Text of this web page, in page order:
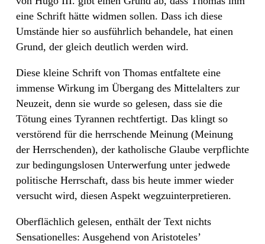
eine Schrift hätte widmen sollen. Dass ich diese
Umstände hier so ausführlich behandele, hat einen
Grund, der gleich deutlich werden wird.
Diese kleine Schrift von Thomas entfaltete eine
immense Wirkung im Übergang des Mittelalters zur
Neuzeit, denn sie wurde so gelesen, dass sie die
Tötung eines Tyrannen rechtfertigt. Das klingt so
verstörend für die herrschende Meinung (Meinung
der Herrschenden), der katholische Glaube verpflichte
zur bedingungslosen Unterwerfung unter jedwede
politische Herrschaft, dass bis heute immer wieder
versucht wird, diesen Aspekt wegzuinterpretieren.
Oberflächlich gelesen, enthält der Text nichts
Sensationelles: Ausgehend von Aristoteles’